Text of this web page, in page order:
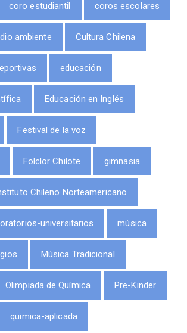
coro estudiantil coros escolares
ambiente Cultura Chilena
educación
Educación en Inglés
Festival de la voz
Folclor Chilote gimnasia
Chileno Norteamericano
universitarios música
Música Tradicional
Olimpiada de Química Pre-Kinder
quimica-aplicada